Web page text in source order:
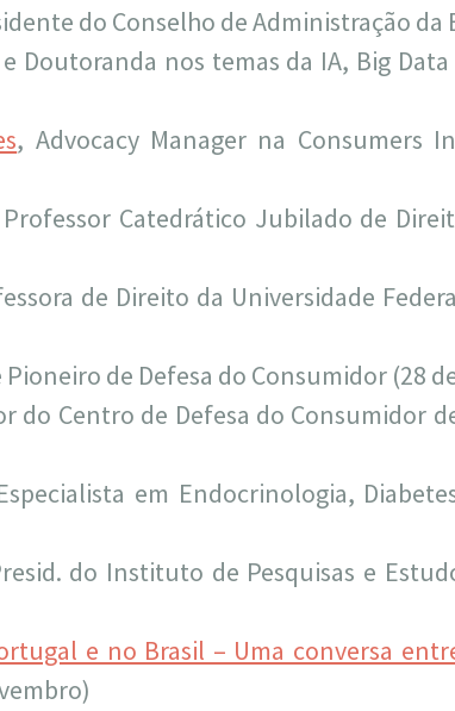
do Conselho de Administração da
Doutoranda nos temas da IA, Big
, Advocacy Manager na Consumers
Catedrático Jubilado de
de Direito da Universidade
Pioneiro de Defesa do Consumidor (28
do Centro de Defesa do Consumidor
em Endocrinologia,
do Instituto de Pesquisas e
e no Brasil – Uma conversa